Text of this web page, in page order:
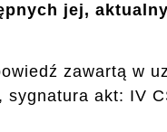
jej,
zawartą w
akt: IV